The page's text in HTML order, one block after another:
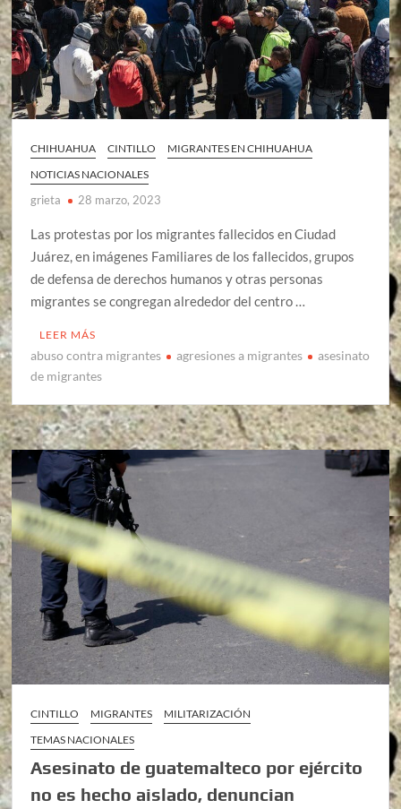
CHIHUAHUA CINTILLO
MIGRANTES EN CHIHUAHUA
NOTICIAS NACIONALES
grieta 28 marzo, 2023
Las protestas por los migrantes fallecidos en Ciudad
Juárez, en imágenes Familiares de los fallecidos, grupos
de defensa de derechos humanos y otras personas
migrantes se congregan alrededor del centro …
LEER MÁS
abuso contra migrantes agresiones a migrantes
asesinato
de migrantes
CINTILLO MIGRANTES
MILITARIZACIÓN
TEMAS NACIONALES
Asesinato de guatemalteco por ejército
no es hecho aislado, denuncian